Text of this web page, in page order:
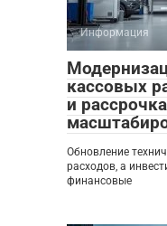
Информация
кассовых
и
Обновление
расходов, а
финансовые